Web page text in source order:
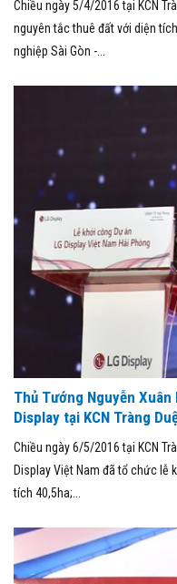
Chiều ngày 5/4/2016 tại KCN
nguyên tắc thuê đất với diện
nghiệp Sài Gòn -...
Thủ Tướng Nguyễn
Display tại KCN Tràng
Chiều ngày 6/5/2016 tại KCN
Display Việt Nam đã tổ chức lễ
tích 40,5ha;...